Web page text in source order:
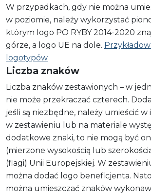
W przypadkach, gdy nie można
w poziomie, należy wykorzystać
którym logo PO RYBY 2014-2020
górze, a logo UE na dole.
logotypów
Liczba znaków
Liczba znaków zestawionych – w
nie może przekraczać czterech.
jeśli są niezbędne, należy umieścić w
w zestawieniu lub na materiale
dodatkowe znaki, to nie mogą być
(mierzone wysokością lub
(flagi) Unii Europejskiej. W
można dodać logo beneficjenta.
można umieszczać znaków